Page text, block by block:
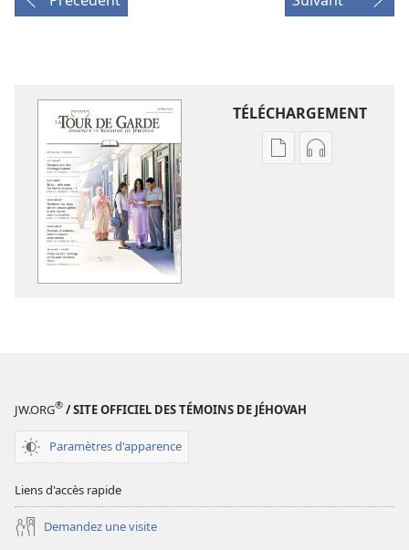
TÉLÉCHARGEMENT
OptionsOptions
JW.ORG® / SITE OFFICIEL DES TÉMOINS DE JÉHOVAH
Paramètres d'apparence
Liens d'accès rapide
Demandez une visite